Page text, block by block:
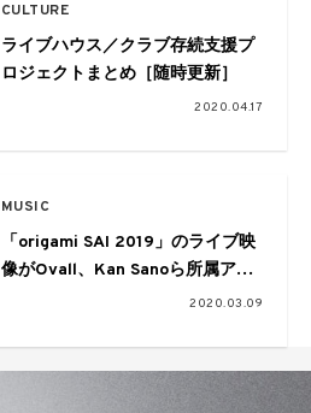
CULTURE
ライブハウス／クラブ存続支援プ
ロジェクトまとめ［随時更新］
2020.04.17
MUSIC
「origami SAI 2019」のライブ映
像がOvall、Kan Sanoら所属アー
ティストのYoutubeチャンネルで
2020.03.09